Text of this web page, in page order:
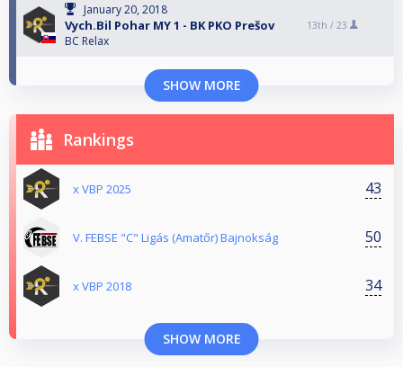
January 20, 2018
Vych.Bil Pohar MY 1 - BK PKO Prešov
BC Relax
13th / 23
SHOW MORE
Rankings
x VBP 2025 43
V. FEBSE "C" Ligás (Amatőr) Bajnokság 50
x VBP 2018 34
SHOW MORE